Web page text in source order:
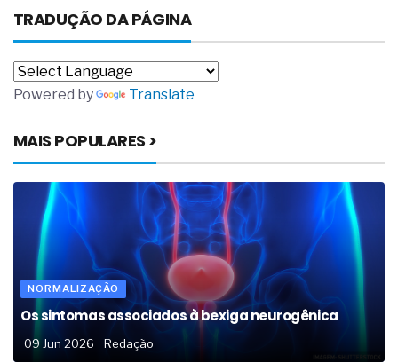
TRADUÇÃO DA PÁGINA
Powered by Translate
MAIS POPULARES >
NORMALIZAÇÃO
Os sintomas associados à bexiga neurogênica
09 Jun 2026 Redação